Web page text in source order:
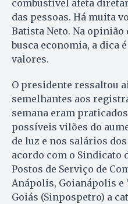
combustível afeta
das pessoas. Há muita
Batista Neto. Na opinião
busca economia, a dica
valores.
O presidente ressaltou
semelhantes aos
semana eram
possíveis vilões do
de luz e nos salários
acordo com o Sindicato
Postos de Serviço de
Anápolis, Goianápolis e
Goiás (Sinpospetro) a